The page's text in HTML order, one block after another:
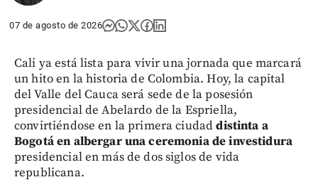
07 de agosto de 2026
Cali ya está lista para vivir una jornada que marcará
un hito en la historia de Colombia. Hoy, la capital
del Valle del Cauca será sede de la posesión
presidencial de Abelardo de la Espriella,
convirtiéndose en la primera ciudaddistinta a
Bogotá en albergar una ceremonia de investidura
presidencial en más de dos siglos de vida
republicana.